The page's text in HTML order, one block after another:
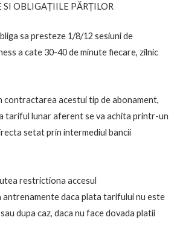
SI OBLIGAȚIILE PĂRȚILOR
sa presteze 1/8/12 sesiuni de
a cate 30-40 de minute fiecare, zilnic
contractarea acestui tip de abonament,
tariful lunar aferent se va achita printr-un
setat prin intermediul bancii
restrictiona accesul
antrenamente daca plata tarifului nu este
dupa caz, daca nu face dovada platii